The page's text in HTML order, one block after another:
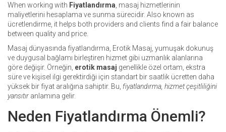
a
When working with Fiyatlandırma masaj hizmetlerinin
maliyetlerini hesaplama ve sunma sürecidir. Also known as
ücretlendirme , it helps both providers and clients find a fair balance
between quality and price.
Masaj dünyasında fiyatlandırma, Erotik Masaj yumuşak dokunuş
ve duygusal bağlamı birleştiren hizmet gibi uzmanlık alanlarına
göre değişir. Örneğin, erotik masaj genellikle özel ortam, ekstra
süre ve kişisel ilgi gerektirdiği için standart bir saatlik ücretten daha
yüksek bir fiyat aralığına sahiptir. Bu, fiyatlandırma, hizmet çeşitliliğini
yansıtır anlamına gelir.
Neden Fiyatlandırma Önemli?